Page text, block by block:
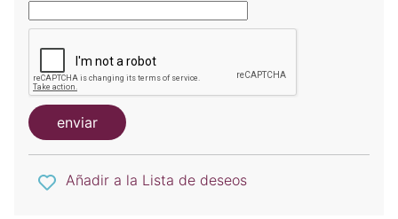
enviar
Añadir a la Lista de deseos